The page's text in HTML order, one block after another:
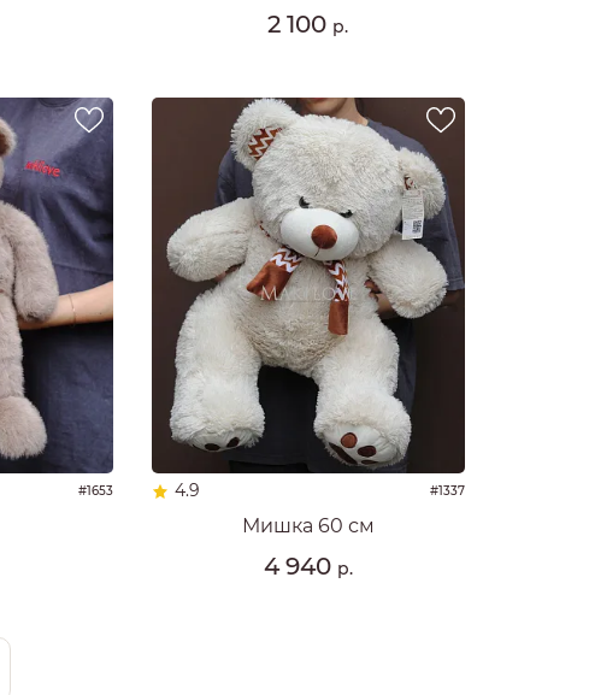
2 100 р.
#1653 4.9 #1337
Мишка 60 см
4 940 р.